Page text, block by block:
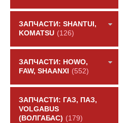
ЗАПЧАСТИ: SHANTUI,
KOMATSU (126)
ЗАПЧАСТИ: HOWO,
FAW, SHAANXI
(552)
ЗАПЧАСТИ: ГАЗ, ПАЗ,
VOLGABUS
(ВОЛГАБАС) (179)